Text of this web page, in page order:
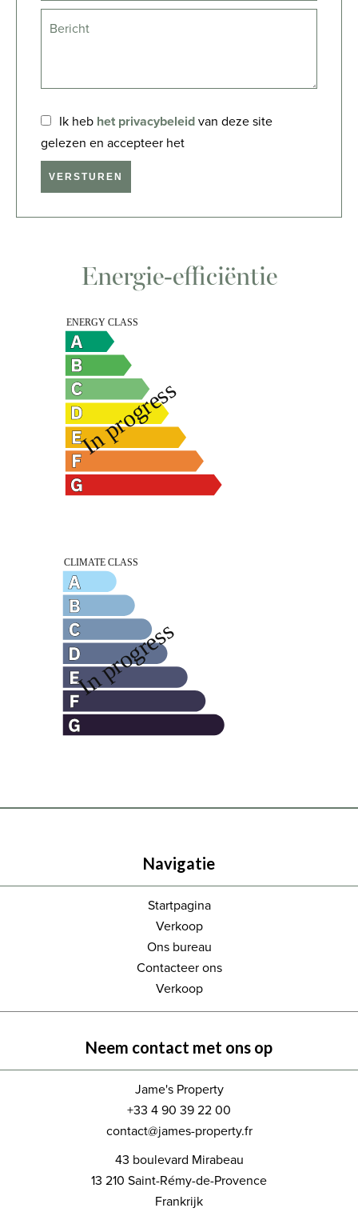
Ik heb het privacybeleidvan deze site
gelezen en accepteer het
VERSTUREN
Energie-efficiëntie
Navigatie
Startpagina
Verkoop
Ons bureau
Contacteer ons
Verkoop
Neem contact met ons op
Jame's Property
+33 4 90 39 22 00
contact@james-property.fr
43 boulevard Mirabeau
13 210 Saint-Rémy-de-Provence
Frankrijk